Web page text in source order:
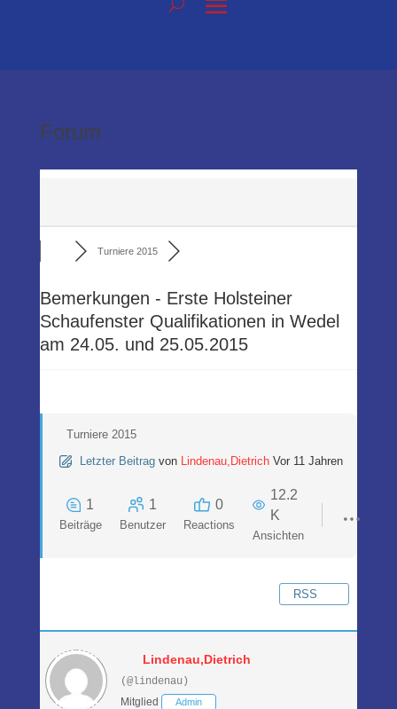
Forum
Turniere 2015
Bemerkungen - Erste Holsteiner
Schaufenster Qualifikationen in Wedel
am 24.05. und 25.05.2015
Turniere 2015
Letzter Beitrag von Lindenau,Dietrich Vor 11 Jahren
1
Beiträge
1
Benutzer
0
Reactions
12.2
K
Ansichten
RSS
Lindenau,Dietrich
(@lindenau)
Mitglied
Admin